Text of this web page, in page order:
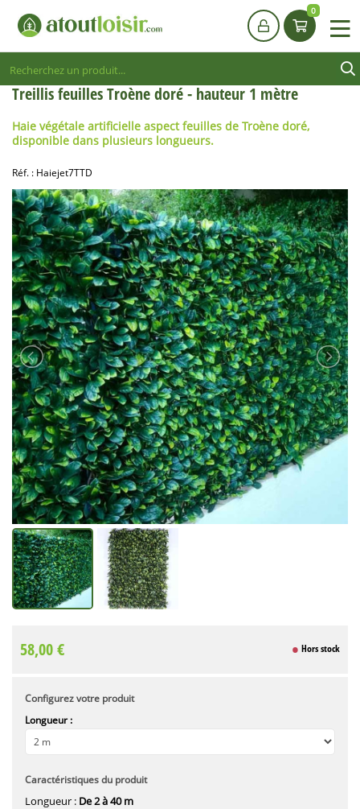
Treillis feuilles Troène doré - hauteur 1 mètre
Haie végétale artificielle aspect feuilles de Troène doré,
disponible dans plusieurs longueurs.
Réf. : Haiejet7TTD
58,00 € Hors stock
Configurez votre produit
Longueur :
Caractéristiques du produit
Longueur : De 2 à 40 m
0